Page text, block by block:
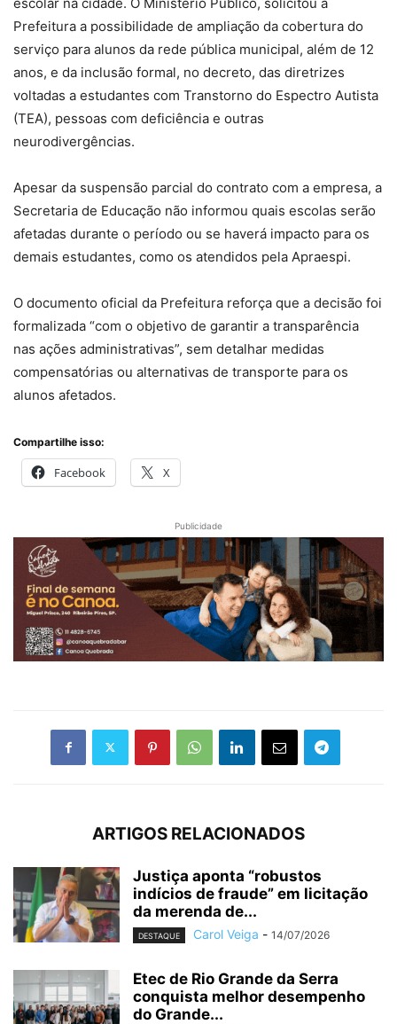
escolar na cidade. O Ministério Público, solicitou à
Prefeitura a possibilidade de ampliação da cobertura do
serviço para alunos da rede pública municipal, além de 12
anos, e da inclusão formal, no decreto, das diretrizes
voltadas a estudantes com Transtorno do Espectro Autista
(TEA), pessoas com deficiência e outras
neurodivergências.
Apesar da suspensão parcial do contrato com a empresa, a
Secretaria de Educação não informou quais escolas serão
afetadas durante o período ou se haverá impacto para os
demais estudantes, como os atendidos pela Apraespi.
O documento oficial da Prefeitura reforça que a decisão foi
formalizada “com o objetivo de garantir a transparência
nas ações administrativas”, sem detalhar medidas
compensatórias ou alternativas de transporte para os
alunos afetados.
Compartilhe isso:
Facebook X
Publicidade
ARTIGOS RELACIONADOS
Justiça aponta “robustos
indícios de fraude” em licitação
da merenda de...
DESTAQUE Carol Veiga - 14/07/2026
Etec de Rio Grande da Serra
conquista melhor desempenho
do Grande...